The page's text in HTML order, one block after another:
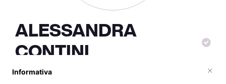
ALESSANDRA
CONTINI
Informativa ×